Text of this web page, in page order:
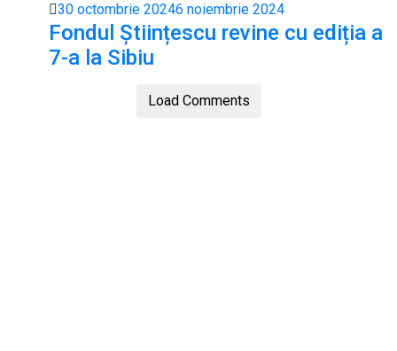
30 octombrie 20246 noiembrie 2024
Fondul Științescu revine cu ediția a
7-a la Sibiu
Load Comments